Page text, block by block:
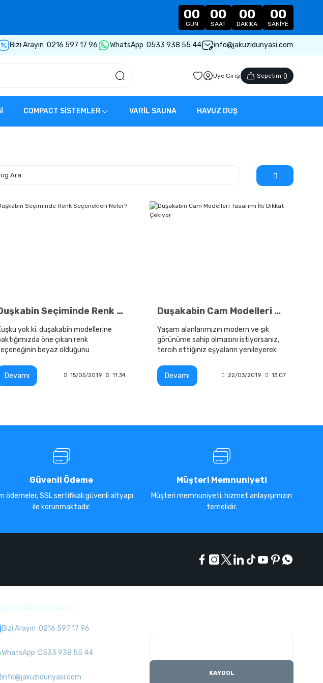
00
GÜN
00
SAAT
00
DAKIKA
00
SANIYE
Bizi Arayın :0216 597 17 96 WhatsApp :0533 938 55 44 info@jakuzidunyasi.com
Üye Girişi Sepetim ()
COMPACT SİSTEMLER VARİL SAUNA HAVUZ DUŞ
Duşkabin Seçiminde Renk Seçenekleri Neler?
yok ki, duşakabin modellerine
öne çıkan renk
beyaz olduğunu
beyaz modeller değil aynı
Devamı 15/05/2019 11:34
Duşakabin Cam Modelleri Tasarımı İle Dikkat Çekiyor
Yaşam alanlarımızın modern ve şık
görünüme sahip olmasını istiyorsanız,
tercih ettiğiniz eşyaların yenileyerek
Devamı
22/03/2019 13:07
Güvenli Ödeme
ödemeler, SSL sertifikalı güvenli altyapı
ile korunmaktadır.
Müşteri Memnuniyeti
Müşteri memnuniyeti, hizmet anlayışımızın
temelidir.
Bizi Arayın :0216 597 17 96
WhatsApp :0533 938 55 44
info@jakuzidunyasi.com KAYDOL